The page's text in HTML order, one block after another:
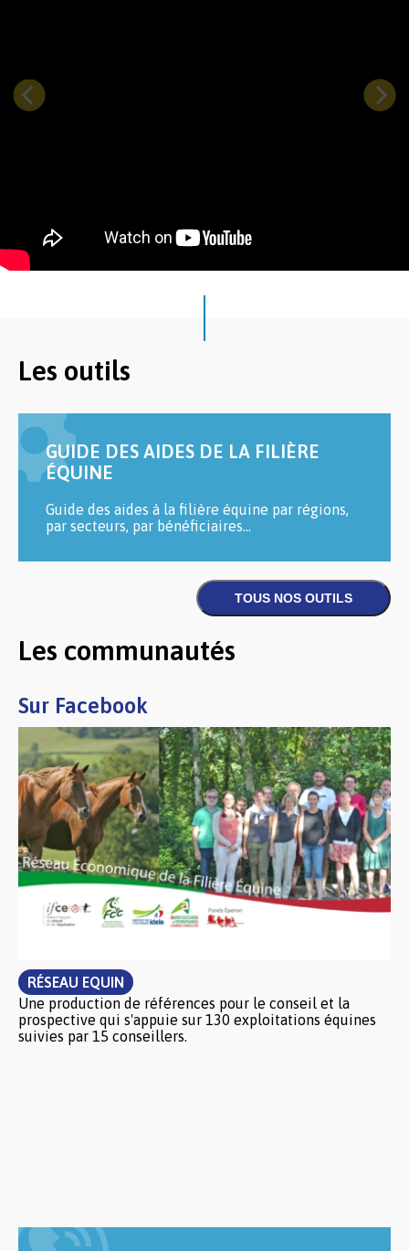
Les outils
GUIDE DES AIDES DE LA FILIÈRE
ÉQUINE
Guide des aides à la filière équine par régions,
par secteurs, par bénéficiaires...
Les communautés
Sur Facebook
RÉSEAU EQUIN
Une production de références pour le conseil et la
prospective qui s'appuie sur 130 exploitations équines
suivies par 15 conseillers.